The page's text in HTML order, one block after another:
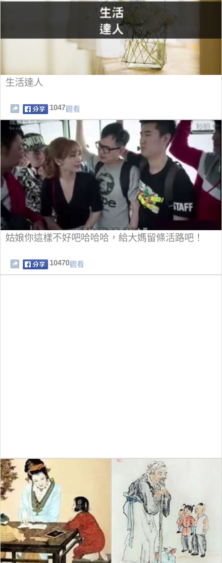
生活達人
1047觀看
姑娘你這樣不好吧哈哈哈，給大媽留條活路吧！
10470觀看